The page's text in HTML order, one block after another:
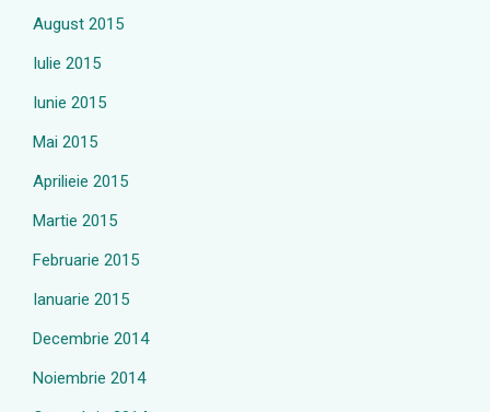
August 2015
Iulie 2015
Iunie 2015
Mai 2015
Aprilieie 2015
Martie 2015
Februarie 2015
Ianuarie 2015
Decembrie 2014
Noiembrie 2014